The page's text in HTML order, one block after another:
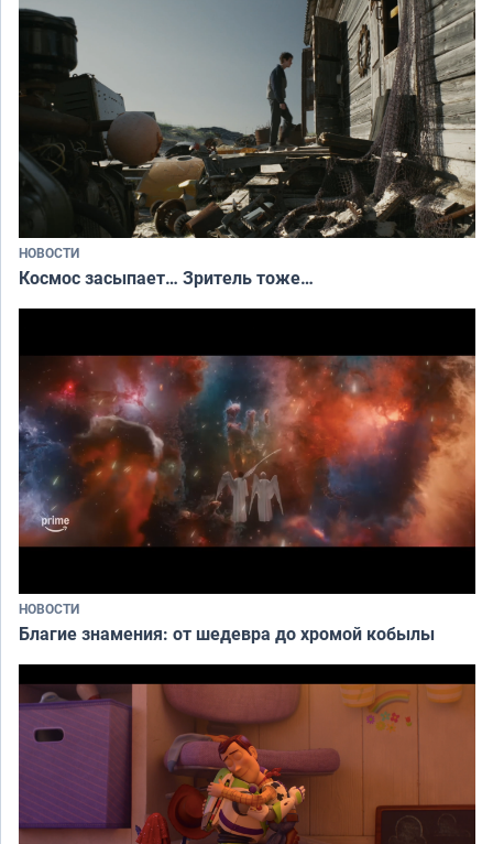
НОВОСТИ
Космос засыпает… Зритель тоже…
НОВОСТИ
Благие знамения: от шедевра до хромой кобылы